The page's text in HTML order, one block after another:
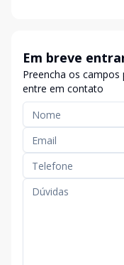
Em breve
Preencha os
entre em contato